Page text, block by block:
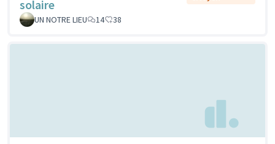
solaire
UN NOTRE LIEU 14 38